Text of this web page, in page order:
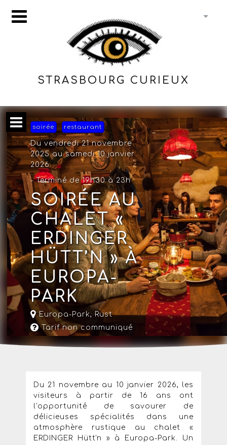
STRASBOURG CURIEUX
soirée restaurant
Du vendredi 21 novembre
2025 au samedi 10 janvier
2026
- Terminé de 19h30 à 23h
SOIRÉE AU
CHALET «
ERDINGER
HÜTT’N » À
EUROPA-
PARK
Europa-Park, Rust
Tarif non communiqué
Du 21 novembre au 10 janvier 2026, les
visiteurs à partir de 16 ans ont
l'opportunité de savourer de
délicieuses spécialités dans une
atmosphère rustique au chalet «
ERDINGER Hütt'n » à Europa-Park. Un